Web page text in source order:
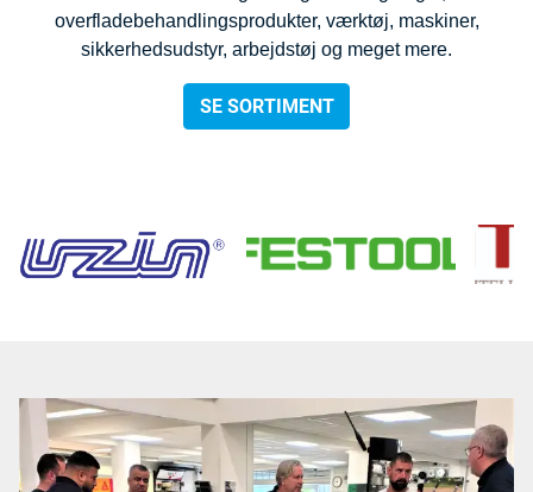
overfladebehandlingsprodukter, værktøj, maskiner,
sikkerhedsudstyr, arbejdstøj og meget mere.
SE SORTIMENT